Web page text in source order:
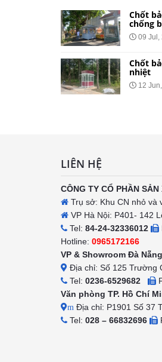
Chốt
chống
09 Jul,
Chốt
nhiệt
12
LIÊN HỆ
CÔNG TY CỔ PHẦN
Trụ sở: Khu CN nhỏ và
VP Hà Nội: P401- 142
Tel: 84-24-32336012
Hotline: 0965172166
VP & Showroom Đà Nẵng
Địa chỉ: Số 125 Trường
Tel: 0236-6529682
Văn phòng TP. Hồ Chí
m Địa chỉ: P1901 Số 37
Tel: 028 – 66832696